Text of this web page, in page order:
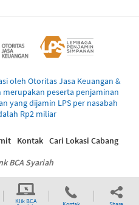
Klik BCA
oleh Otoritas Jasa Keuangan &
merupakan peserta penjaminan
yang dijamin LPS per nasabah
Rp2 miliar
BCA Syariah
Kontak Cari Lokasi Cabang